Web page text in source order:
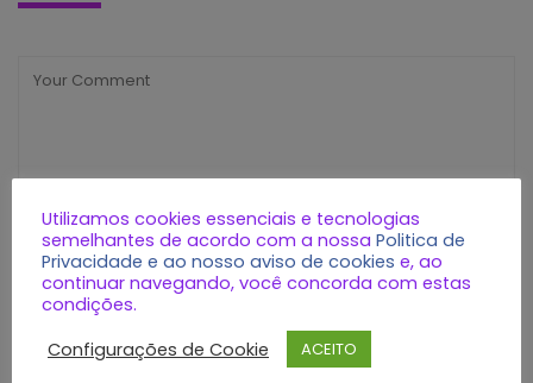
Utilizamos cookies essenciais e tecnologias
semelhantes de acordo com a nossa Politica de
Privacidade e ao nosso aviso de cookies e, ao
continuar navegando, você concorda com estas
condições.
Configurações de Cookie
ACEITO